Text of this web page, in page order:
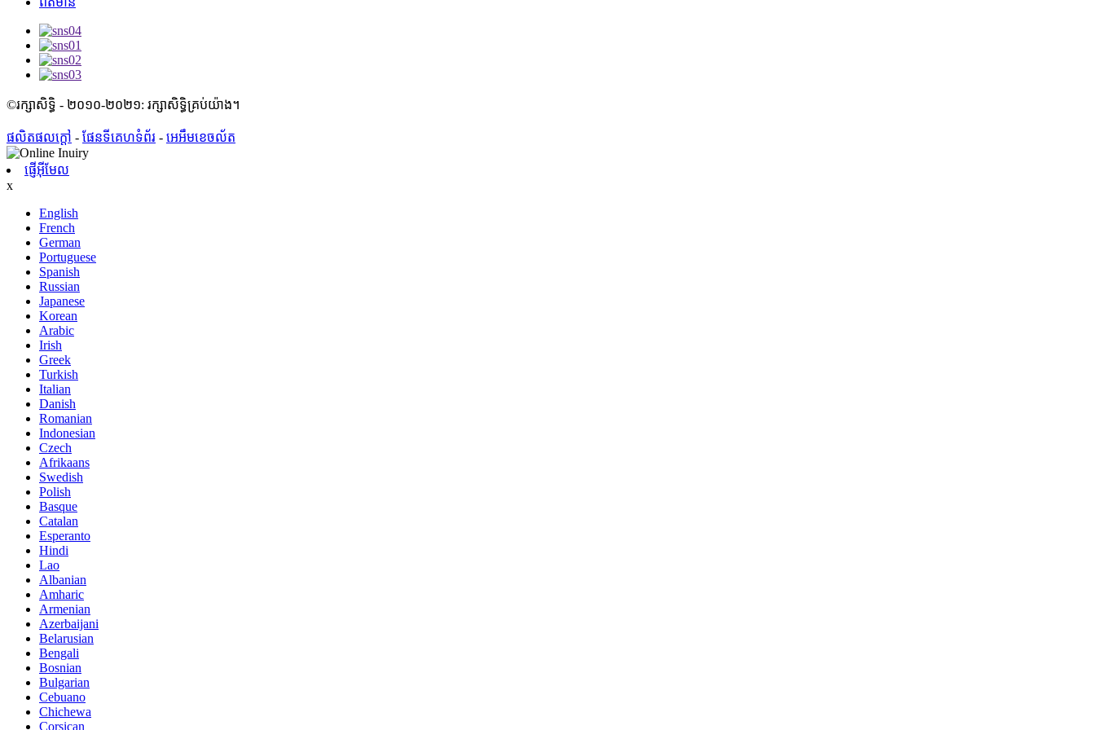
©រក្សាសិទ្ធិ - ២០១០-២០២១: រក្សាសិទ្ធិគ្រប់យ៉ាង។
ផលិតផលក្តៅ - ផែនទីគេហទំព័រ - អេអឹមខេចល័ត
ផ្ញើអ៊ីមែល
x
English
French
German
Portuguese
Spanish
Russian
Japanese
Korean
Arabic
Irish
Greek
Turkish
Italian
Danish
Romanian
Indonesian
Czech
Afrikaans
Swedish
Polish
Basque
Catalan
Esperanto
Hindi
Lao
Albanian
Amharic
Armenian
Azerbaijani
Belarusian
Bengali
Bosnian
Bulgarian
Cebuano
Chichewa
Corsican